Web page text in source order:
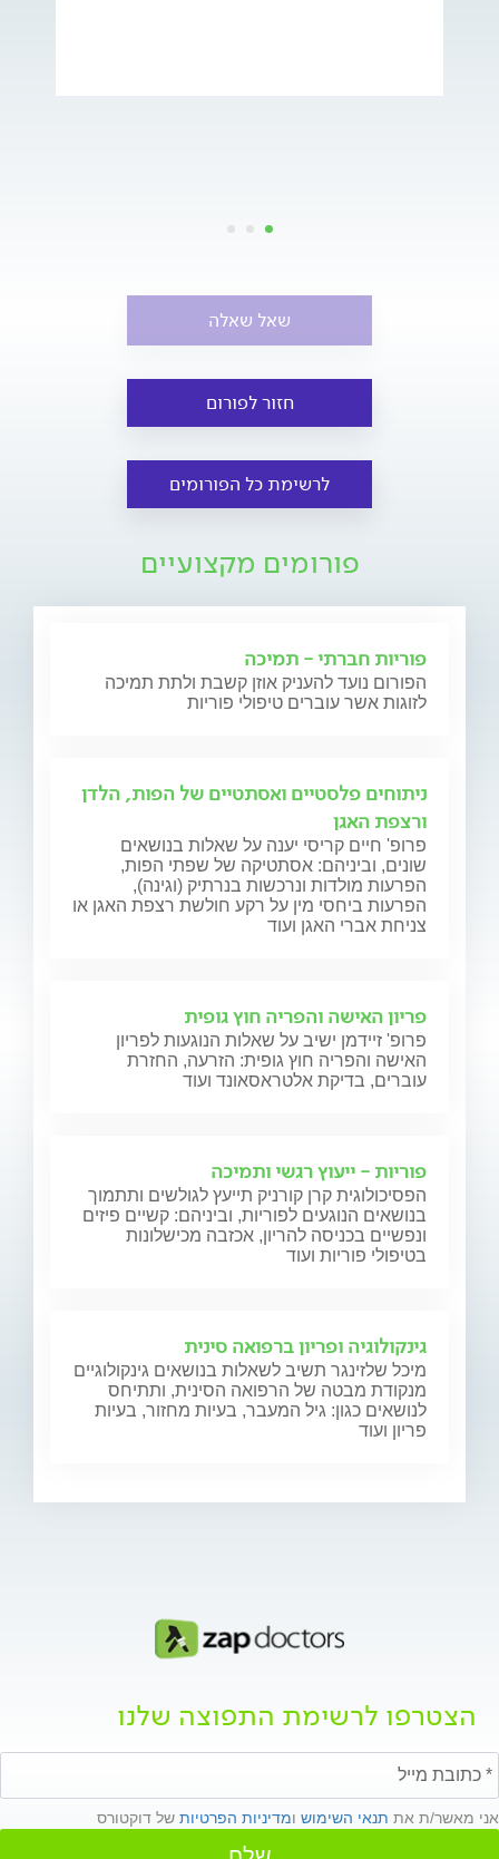
שאל שאלה
חזור לפורום
לרשימת כל הפורומים
פורומים מקצועיים
פוריות חברתי - תמיכה
הפורום נועד להעניק אוזן קשבת ולתת תמיכה
לזוגות אשר עוברים טיפולי פוריות
ניתוחים פלסטיים ואסתטיים של הפות, הלדן
ורצפת האגן
פרופ' חיים קריסי יענה על שאלות בנושאים
שונים, וביניהם: אסתטיקה של שפתי הפות,
הפרעות מולדות ונרכשות בנרתיק (וגינה),
הפרעות ביחסי מין על רקע חולשת רצפת האגן או
צניחת אברי האגן ועוד
פריון האישה והפריה חוץ גופית
פרופ' זיידמן ישיב על שאלות הנוגעות לפריון
האישה והפריה חוץ גופית: הזרעה, החזרת
עוברים, בדיקת אלטראסאונד ועוד
פוריות - ייעוץ רגשי ותמיכה
הפסיכולוגית קרן קורניק תייעץ לגולשים ותתמוך
בנושאים הנוגעים לפוריות, וביניהם: קשיים פיזים
ונפשיים בכניסה להריון, אכזבה מכישלונות
בטיפולי פוריות ועוד
גינקולוגיה ופריון ברפואה סינית
מיכל שלזינגר תשיב לשאלות בנושאים גינקולוגיים
מנקודת מבטה של הרפואה הסינית, ותתיחס
לנושאים כגון: גיל המעבר, בעיות מחזור, בעיות
פריון ועוד
הצטרפו לרשימת התפוצה שלנו
אני מאשר/ת את תנאי השימוש ומדיניות הפרטיות של דוקטורס